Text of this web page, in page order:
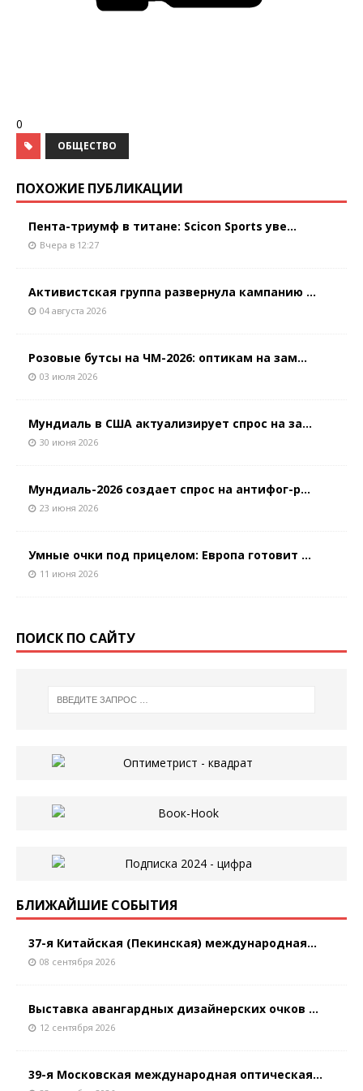
0
ОБЩЕСТВО
ПОХОЖИЕ ПУБЛИКАЦИИ
Пента-триумф в титане: Scicon Sports уве...
Вчера в 12:27
Активистская группа развернула кампанию ...
04 августа 2026
Розовые бутсы на ЧМ-2026: оптикам на зам...
03 июля 2026
Мундиаль в США актуализирует спрос на за...
30 июня 2026
Мундиаль-2026 создает спрос на антифог-р...
23 июня 2026
Умные очки под прицелом: Европа готовит ...
11 июня 2026
ПОИСК ПО САЙТУ
БЛИЖАЙШИЕ СОБЫТИЯ
37-я Китайская (Пекинская) международная...
08 сентября 2026
Выставка авангардных дизайнерских очков ...
12 сентября 2026
39-я Московская международная оптическая...